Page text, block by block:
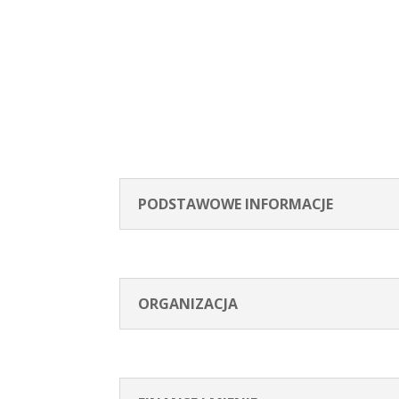
PODSTAWOWE INFORMACJE
ORGANIZACJA